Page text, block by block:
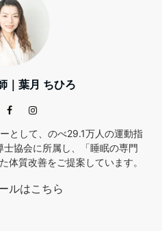
｜葉月 ちひろ
として、のべ29.1万人の運動指
協会に所属し、「睡眠の専門
体質改善をご提案しています。
ルはこちら